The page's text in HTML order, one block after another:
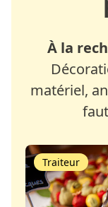
À la
matériel,
Traiteur